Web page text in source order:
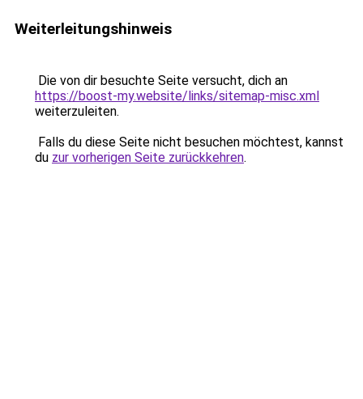
Weiterleitungshinweis
Die von dir besuchte Seite versucht, dich an
https://boost-my.website/links/sitemap-misc.xml
weiterzuleiten.
Falls du diese Seite nicht besuchen möchtest, kannst
du zur vorherigen Seite zurückkehren.